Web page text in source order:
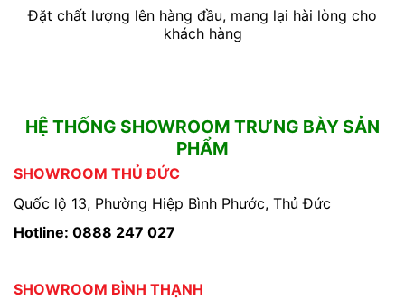
Đặt chất lượng lên hàng đầu, mang lại hài lòng cho
khách hàng
HỆ THỐNG SHOWROOM TRƯNG BÀY SẢN
PHẨM
SHOWROOM THỦ ĐỨC
Quốc lộ 13, Phường Hiệp Bình Phước, Thủ Đức
Hotline: 0888 247 027
SHOWROOM BÌNH THẠNH